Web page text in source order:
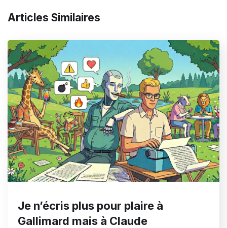
Articles Similaires
Je n’écris plus pour plaire à
Gallimard mais à Claude